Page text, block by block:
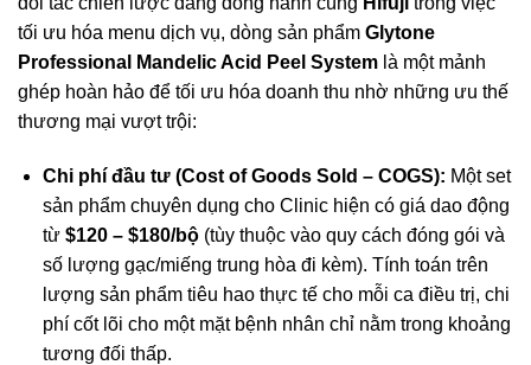
tối ưu hóa menu dịch vụ, dòng sản phẩm Glytone
Professional Mandelic Acid Peel System là một mảnh
ghép hoàn hảo để tối ưu hóa doanh thu nhờ những ưu thế
thương mại vượt trội:
Chi phí đầu tư (Cost of Goods Sold – COGS): Một set
sản phẩm chuyên dụng cho Clinic hiện có giá dao động
từ $120 – $180/bộ(tùy thuộc vào quy cách đóng gói và
số lượng gạc/miếng trung hòa đi kèm). Tính toán trên
lượng sản phẩm tiêu hao thực tế cho mỗi ca điều trị, chi
phí cốt lõi cho một mặt bệnh nhân chỉ nằm trong khoảng
tương đối thấp.